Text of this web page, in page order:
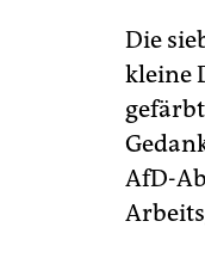
Die
kleine
AfD-